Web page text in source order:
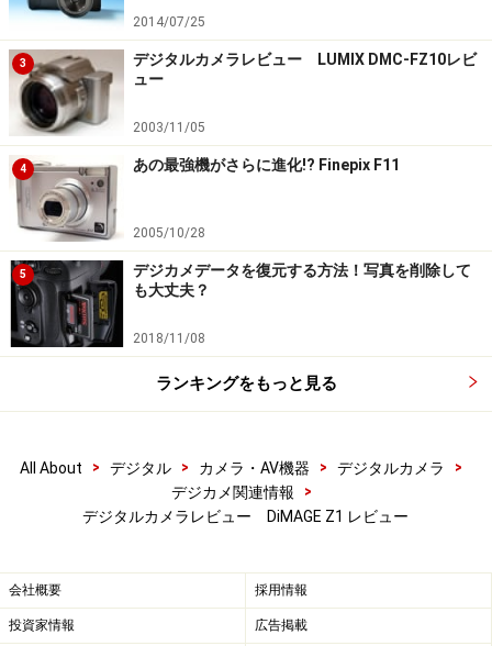
・ちょっと見た目はアレだけど……
・軽快な撮影感に技あり！
・あらゆる性能が一点に集約
・DiMAGE Z1 実写画像＆スペック
※記事内容は執筆時点のものです。最新の内容をご確認くださ
2014/07/25
3
デジタルカメラレビュー LUMIX DMC-FZ10レビ
ュー
2003/11/05
4 あの最強機がさらに進化!? Finepix F11
2005/10/28
5
デジカメデータを復元する方法！写真を削除して
も大丈夫？
2018/11/08
ランキングをもっと見る
All About > デジタル > カメラ・AV機器 > デジタルカメラ
>
デジカメ関連情報
>
デジタルカメラレビュー DiMAGE Z1 レビュー
会社概要 採用情報
投資家情報 広告掲載